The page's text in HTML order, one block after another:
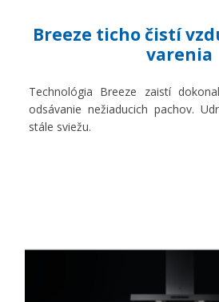
Breeze ticho čistí
varenia
Technológia Breeze zaistí
odsávanie nežiaducich pachov.
stále sviežu.